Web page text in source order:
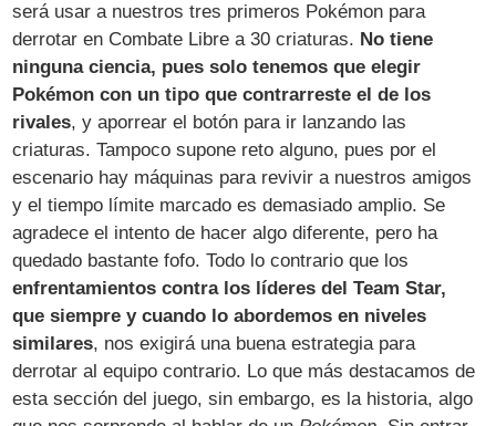
será usar a nuestros tres primeros Pokémon para
derrotar en Combate Libre a 30 criaturas. No tiene
ninguna ciencia, pues solo tenemos que elegir
Pokémon con un tipo que contrarreste el de los
rivales, y aporrear el botón para ir lanzando las
criaturas. Tampoco supone reto alguno, pues por el
escenario hay máquinas para revivir a nuestros amigos
y el tiempo límite marcado es demasiado amplio. Se
agradece el intento de hacer algo diferente, pero ha
quedado bastante fofo. Todo lo contrario que los
enfrentamientos contra los líderes del Team Star,
que siempre y cuando lo abordemos en niveles
similares, nos exigirá una buena estrategia para
derrotar al equipo contrario. Lo que más destacamos de
esta sección del juego, sin embargo, es la historia, algo